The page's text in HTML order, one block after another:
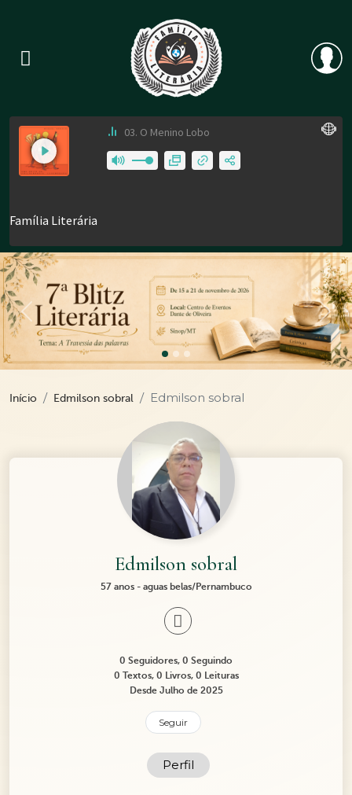
Previous
Início Edmilson sobral Edmilson sobral
Edmilson sobral
57 anos - aguas belas/Pernambuco
0 Seguidores, 0 Seguindo
0 Textos, 0 Livros, 0 Leituras
Desde Julho de 2025
Seguir
Perfil